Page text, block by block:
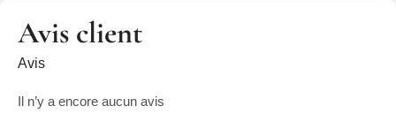
Avis client
Avis
Il n’y a encore aucun avis